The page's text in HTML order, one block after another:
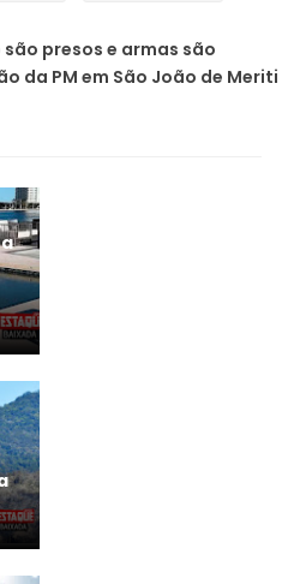
presos e armas são
da PM em São João de Meriti